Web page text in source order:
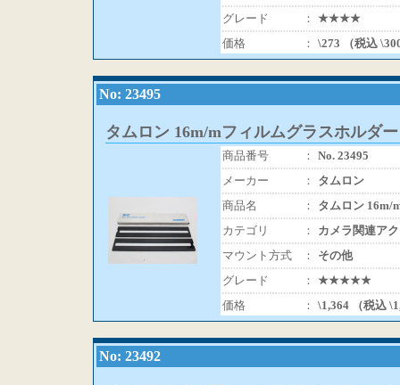
グレード
： ★★★★
価格
： \273 （税込
No: 23495
タムロン 16m/mフィルムグラスホルダー
商品番号 ： No. 23495
メーカー
：
タムロン
商品名
：
タムロン 16m/
カテゴリ
：
カメラ関連ア
マウント方式
：
その他
グレード
： ★★★★★
価格
： \1,364 （税込
No: 23492